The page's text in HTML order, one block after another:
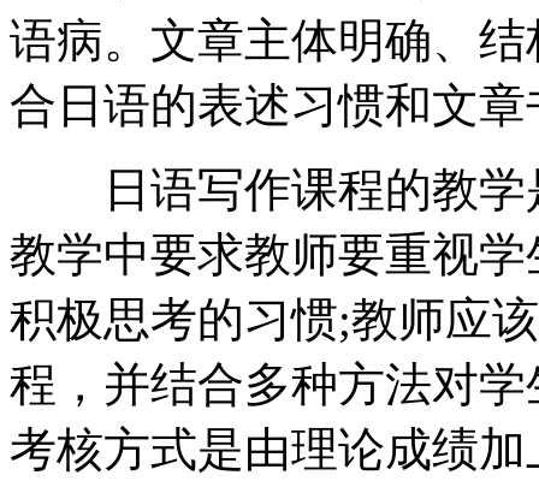
语病。文章主体明确、
合日语的表述习惯和文
日语写作课程的教学
教学中要求教师要重视
积极思考的习惯;教师应
程，并结合多种方法对
考核方式是由理论成绩